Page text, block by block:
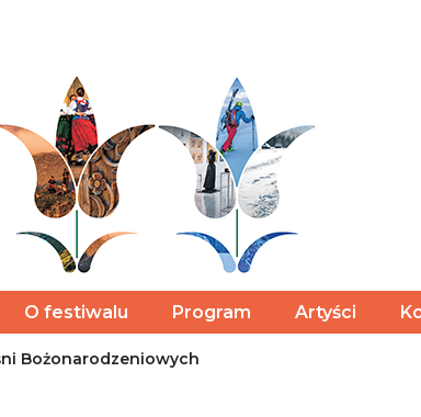
O festiwalu Program Artyści
Bożonarodzeniowych